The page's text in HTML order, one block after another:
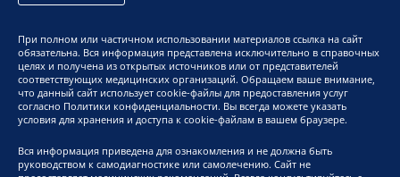
При полном или частичном использовании материалов ссылка на сайт
обязательна. Вся информация представлена исключительно в справочных
целях и получена из открытых источников или от представителей
соответствующих медицинских организаций. Обращаем ваше внимание,
что данный сайт использует cookie-файлы для предоставления услуг
согласно Политики конфиденциальности. Вы всегда можете указать
условия для хранения и доступа к cookie-файлам в вашем браузере.
Вся информация приведена для ознакомления и не должна быть
руководством к самодиагностике или самолечению. Сайт не